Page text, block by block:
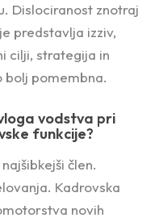
Dislociranost znotraj
predstavlja izziv,
cilji, strategija in
bolj pomembna.
vodstva pri
funkcije?
člen.
Kadrovska
novih